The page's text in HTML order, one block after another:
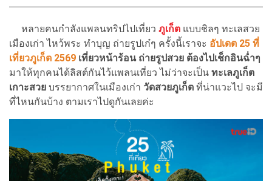
หลายคนกำลังแพลนทริปไปเที่ยว ภูเก็ต แบบชิลๆ ทะเลสวย
เมืองเก่า ไหว้พระ ทำบุญ ถ่ายรูปเก๋ๆ ครั้งนี้เราจะ อัปเดต 25 ที่
เที่ยวภูเก็ต 2569 เที่ยวหน้าร้อน ถ่ายรูปสวย ต้องไปเช็กอินฉ่ำๆ
มาให้ทุกคนได้ลิสต์กันไว้แพลนเที่ยว ไม่ว่าจะเป็น ทะเลภูเก็ต
เกาะสวย บรรยากาศในเมืองเก่า วัดสวยภูเก็ต ที่น่าแวะไป จะมี
ที่ไหนกันบ้าง ตามเราไปดูกันเลยค่ะ